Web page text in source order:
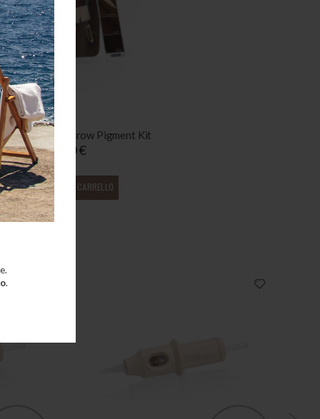
.
Long Lasting Brow Pigment Kit
165,00 €
AGGIUNGI AL CARRELLO